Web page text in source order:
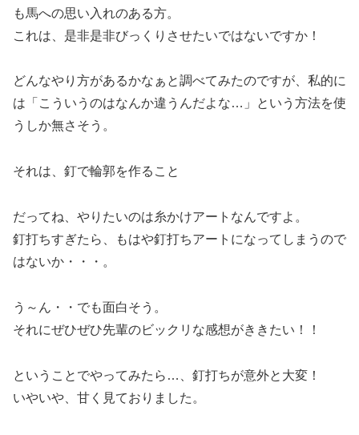
も馬への思い入れのある方。
これは、是非是非びっくりさせたいではないですか！
どんなやり方があるかなぁと調べてみたのですが、私的に
は「こういうのはなんか違うんだよな…」という方法を使
うしか無さそう。
それは、釘で輪郭を作ること
だってね、やりたいのは糸かけアートなんですよ。
釘打ちすぎたら、もはや釘打ちアートになってしまうので
はないか・・・。
う～ん・・でも面白そう。
それにぜひぜひ先輩のビックリな感想がききたい！！
ということでやってみたら…、釘打ちが意外と大変！
いやいや、甘く見ておりました。